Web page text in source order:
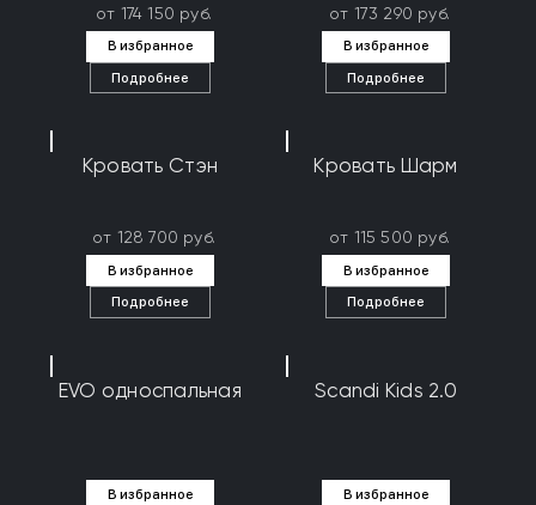
от 174 150 руб.
В избранное
Подробнее
от 173 290 руб.
В избранное
Подробнее
Кровать Стэн
от 128 700 руб.
В избранное
Подробнее
Кровать Шарм
от 115 500 руб.
В избранное
Подробнее
EVO односпальная
В избранное
Scandi Kids 2.0
В избранное